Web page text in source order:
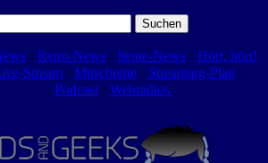
⋅ Retro-News ⋅ heute-News ⋅ Hört, hört!
Stream⋅ Mitschnitte⋅ Streaming-Plan ⋅
Podcast⋅ Webradios